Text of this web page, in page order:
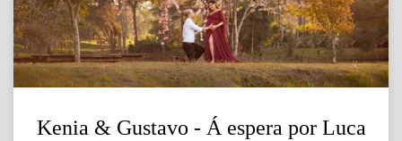
Kenia & Gustavo - Á espera por Luca